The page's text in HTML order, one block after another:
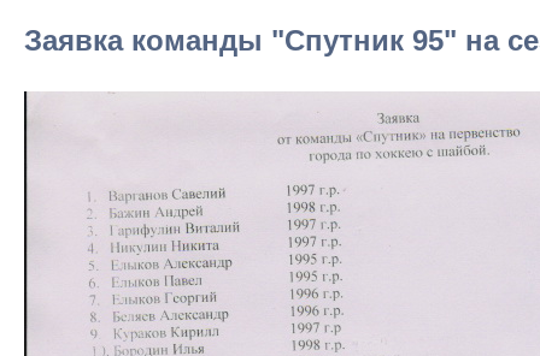
Заявка команды "Спутник 95" на